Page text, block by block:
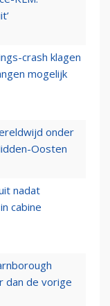
crash klagen
mogelijk
onder
Oosten
nadat
cabine
dan de vorige